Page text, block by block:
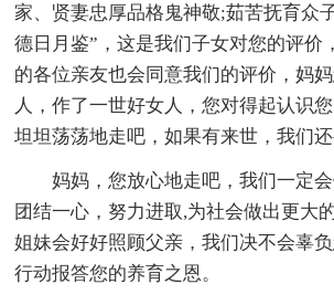
家、贤妻忠厚品格鬼神敬;茹苦抚育众
德日月鉴”，这是我们子女对您的评价
的各位亲友也会同意我们的评价，妈
人，作了一世好女人，您对得起认识
坦坦荡荡地走吧，如果有来世，我们还
妈妈，您放心地走吧，我们一定
团结一心，努力进取,为社会做出更大
姐妹会好好照顾父亲，我们决不会辜
行动报答您的养育之恩。